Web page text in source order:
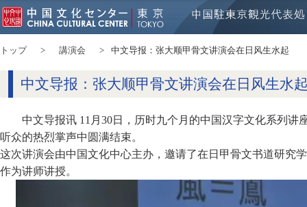
トップ 講演会 中文导报：张大顺甲骨文讲演会在日风生水起
中文导报：张大顺甲骨文讲演会在日风生水
中文导报讯 11月30日，历时九个月的中国汉字文化系列讲
听众的热烈掌声中圆满结束。
这次讲演会由中国文化中心主办，邀请了在日甲骨文书道研究
作为讲师讲授。